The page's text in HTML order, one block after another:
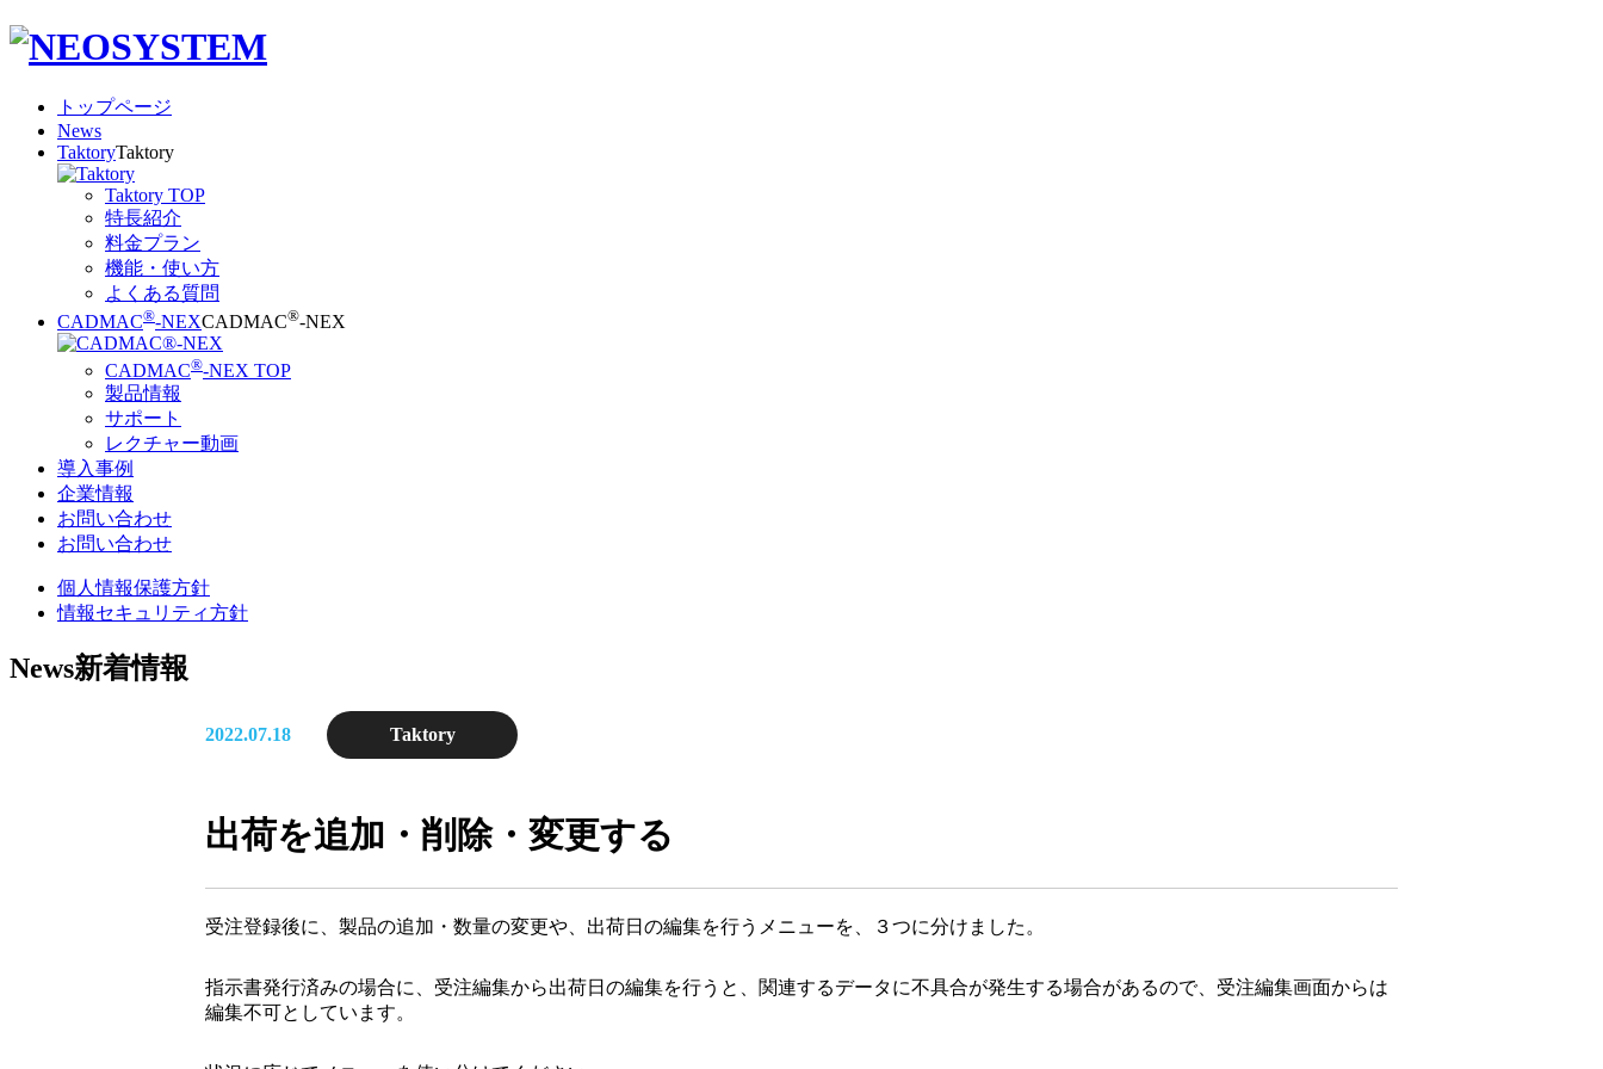
トップページ
News
TaktoryTaktory
Taktory TOP
特長紹介
料金プラン
機能・使い方
よくある質問
CADMAC®-NEXCADMAC®-NEX
CADMAC®-NEX TOP
製品情報
サポート
レクチャー動画
導入事例
企業情報
お問い合わせ
お問い合わせ
個人情報保護方針
情報セキュリティ方針
News新着情報
2022.07.18 Taktory
出荷を追加・削除・変更する
受注登録後に、製品の追加・数量の変更や、出荷日の編集を行うメニューを、３つに分けました。
指示書発行済みの場合に、受注編集から出荷日の編集を行うと、関連するデータに不具合が発生する場合があるので、受注編集画面からは
編集不可としています。